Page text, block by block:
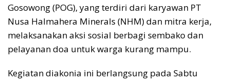
Gosowong (POG), yang terdiri dari karyawan PT
Nusa Halmahera Minerals (NHM) dan mitra kerja,
melaksanakan aksi sosial berbagi sembako dan
pelayanan doa untuk warga kurang mampu.
Kegiatan diakonia ini berlangsung pada Sabtu